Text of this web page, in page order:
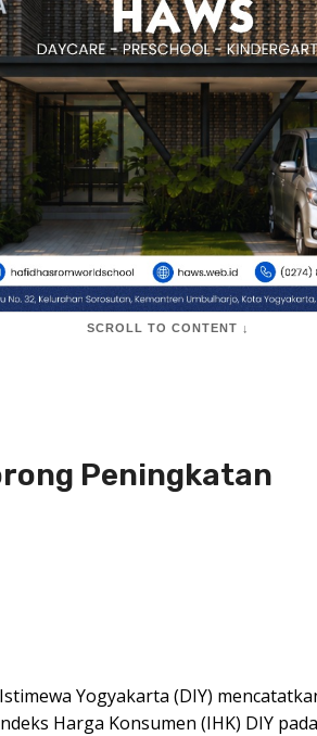
SCROLL TO CONTENT ↓
Peningkatan
Yogyakarta (DIY)
Harga Konsumen (IHK) DIY pada